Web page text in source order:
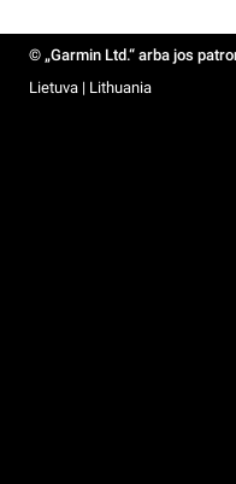
© „Garmin Ltd.“ arba jos
Lietuva | Lithuania